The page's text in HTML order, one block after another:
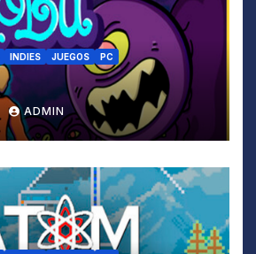
INDIES JUEGOS PC
ADMIN